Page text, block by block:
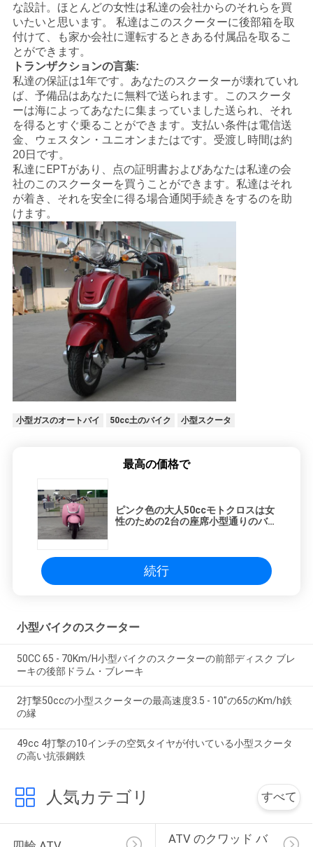
プ
ラ
イ
バ
シ
ー
ポ
リ
シ
ー
な設計。ほとんどの女性は私達の会社からのそれらを買
いたいと思います。 私達はこのスクーターに後部箱を取
付けて、も家か会社に運転するときある付属品を取るこ
とができます。
トランザクションの言葉:
私達の保証は1年です。あなたのスクーターが壊れていれ
ば、予備品はあなたに無料で送られます。このスクータ
ーは海によってあなたに集まっていました送られ、それ
を得るとすぐ乗ることができます。支払い条件は電信送
金、ウェスタン・ユニオンまたはです。受渡し時間は約
20日です。
私達にEPTがあり、点の証明書およびあなたは私達の会
社のこのスクーターを買うことができます。私達はそれ
が着き、それを安全に得る場合通関手続きをするのを助
けます。
小型ガスのオートバイ 50cc土のバイク 小型スクータ
最高の価格で
ピンク色の大人50ccモトクロスは女
性のための2台の座席小型通りのバ
続行
小型バイクのスクーター
50CC 65 - 70Km/H小型バイクのスクーターの前部ディスク ブレ
ーキの後部ドラム・ブレーキ
2打撃50ccの小型スクーターの最高速度3.5 - 10"の65のKm/h鉄
の縁
49cc 4打撃の10インチの空気タイヤが付いている小型スクータ
の高い抗張鋼鉄
人気カテゴリ すべて
ATV のクワッド バ